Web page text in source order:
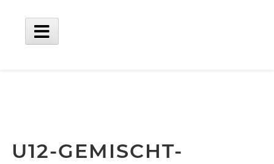
content
Main
U12-GEMISCHT-